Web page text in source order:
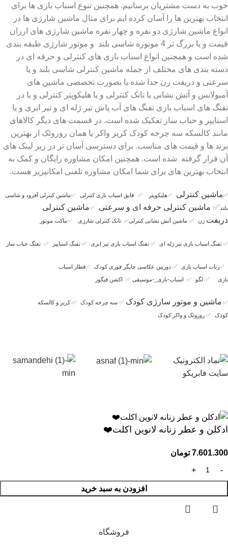
خوب به دست مشتریان برسانیم. همچنین تنوع اسباب بازی ها برای
انتخاب بهترین ها را آسان کرده ایم برای مثال ماشین شارژی ها در
انواع ماشین شارژی دو نفره و چهار نفره ماشین شارژی های ارزان
قیمت و یا بزرگ تر 4 موتوره شاسی بلند و موتور شارژی طبقه بندی
شده است و همچنین انواع اسباب بازی های کنترلی و حرفه ای در
دسته بندی های مختلف از جمله ماشین کنترلی شاسی بلند و یا
سرعتی و دریفت زن جدا شده یا بصورت تخصصی ماشین های
آمبولانس و آتش نشانی یا تانک کنترلی و یا هلیکوپتر کنترلی و یا در
تفنگ های اسباب بازی تفنگ های آب پاش تیر ژله ای و تیر ابری و یا
اسنایپر و حباب ساز تفکیک شده است. در قسمت های دیگر کالاهای
مانند کالسکه سه چرخه کودک کریر واکر یا همان روروئک از بهترین
برند ها و قیمت های مناسب. برای دسترسی آسان تر در زیر لینک های
آن قرار گرفته شده است. همچنین امکان مشاوره رایگان و کمک به
انتخاب بهترین های برای شما امکان مشاوره تلفنی امکانپزیر هست.
✅ماشین کنترلی ✅هلیکوپتر ✅ قایق اسباب بازی کنترلی ✅ماشین کنترلی آفرود و شاسی
بلند ✅ ماشین کنترلی حرفه ای و سرعتی ✅ماشین کنترلی
دریفت زن ✅ ماشین آتش نشانی کنترلی✅ تانک کنترلی شارژی ✅ماکت موتور
✅ تفنگ اسباب بازی تیر ژله ای ✅ تفنگ اسباب بازی تیر ابری ✅ تفنگ اسنایپر ✅ تفنگ حباب ساز
✅ربات اسباب بازی ✅ دوربین عکاسی چاپگر فوری کودک ✅قطار اسباب
بازی ✅ لگو ✅ اسباب-بازی_-موسیقی ✅ اکشن فیگور
✅ ماشین و موتور سارژی کودک ✅ سه چرخه کودک ✅کریر و کالسکه
کودک ✅ روروئک و واکر کودک
ادکلن و عطر زنانه لانوین اکلت❤️
7.601.300 تومان
افزودن به سبد خرید
فروشگاه